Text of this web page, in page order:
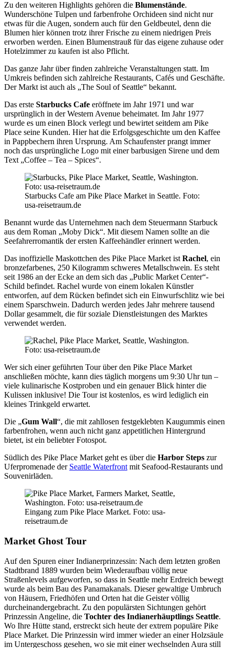
Zu den weiteren Highlights gehören die Blumenstände.
Wunderschöne Tulpen und farbenfrohe Orchideen sind nicht nur
etwas für die Augen, sondern auch für den Geldbeutel, denn die
Blumen hier können trotz ihrer Frische zu einem niedrigen Preis
erworben werden. Einen Blumenstrauß für das eigene zuhause oder
Hotelzimmer zu kaufen ist also Pflicht.
Das ganze Jahr über finden zahlreiche Veranstaltungen statt. Im
Umkreis befinden sich zahlreiche Restaurants, Cafés und Geschäfte.
Der Markt ist auch als „The Soul of Seattle“ bekannt.
Das erste Starbucks Cafe eröffnete im Jahr 1971 und war
ursprünglich in der Western Avenue beheimatet. Im Jahr 1977
wurde es um einen Block verlegt und bewirtet seitdem am Pike
Place seine Kunden. Hier hat die Erfolgsgeschichte um den Kaffee
in Pappbechern ihren Ursprung. Am Schaufenster prangt immer
noch das ursprüngliche Logo mit einer barbusigen Sirene und dem
Text „Coffee – Tea – Spices“.
Starbucks Cafe am Pike Place Market in Seattle. Foto:
usa-reisetraum.de
Benannt wurde das Unternehmen nach dem Steuermann Starbuck
aus dem Roman „Moby Dick“. Mit diesem Namen sollte an die
Seefahrerromantik der ersten Kaffeehändler erinnert werden.
Das inoffizielle Maskottchen des Pike Place Market ist Rachel, ein
bronzefarbenes, 250 Kilogramm schweres Metallschwein. Es steht
seit 1986 an der Ecke an dem sich das „Public Market Center“-
Schild befindet. Rachel wurde von einem lokalen Künstler
entworfen, auf dem Rücken befindet sich ein Einwurfschlitz wie bei
einem Sparschwein. Dadurch werden jedes Jahr mehrere tausend
Dollar gesammelt, die für soziale Dienstleistungen des Marktes
verwendet werden.
Wer sich einer geführten Tour über den Pike Place Market
anschließen möchte, kann dies täglich morgens um 9:30 Uhr tun –
viele kulinarische Kostproben und ein genauer Blick hinter die
Kulissen inklusive! Die Tour ist kostenlos, es wird lediglich ein
kleines Trinkgeld erwartet.
Die „Gum Wall“, die mit zahllosen festgeklebten Kaugummis einen
farbenfrohen, wenn auch nicht ganz appetitlichen Hintergrund
bietet, ist ein beliebter Fotospot.
Südlich des Pike Place Market geht es über die Harbor Steps zur
Uferpromenade der Seattle Waterfront mit Seafood-Restaurants und
Souvenirläden.
Eingang zum Pike Place Market. Foto: usa-
reisetraum.de
Market Ghost Tour
Auf den Spuren einer Indianerprinzessin: Nach dem letzten großen
Stadtbrand 1889 wurden beim Wiederaufbau völlig neue
Straßenlevels aufgeworfen, so dass in Seattle mehr Erdreich bewegt
wurde als beim Bau des Panamakanals. Dieser gewaltige Umbruch
von Häusern, Friedhöfen und Orten hat die Geister völlig
durcheinandergebracht. Zu den populärsten Sichtungen gehört
Prinzessin Angeline, die Tochter des Indianerhäuptlings Seattle.
Wo Ihre Hütte stand, erstreckt sich heute der extrem populäre Pike
Place Market. Die Prinzessin wird immer wieder an einer Holzsäule
im Untergeschoss gesehen, wo sie mit einer wechselnden Aura still